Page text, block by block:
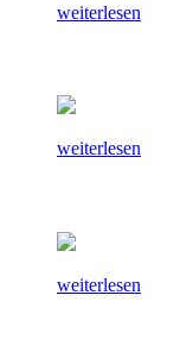
weiterlesen
weiterlesen
weiterlesen